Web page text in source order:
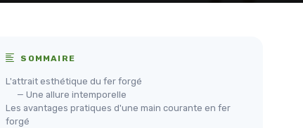
SOMMAIRE
L'attrait esthétique du fer forgé
— Une allure intemporelle
Les avantages pratiques d'une main courante en fer
forgé